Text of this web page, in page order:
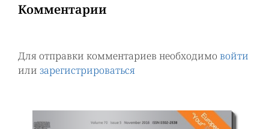
Комментарии
Для отправки комментариев необходимо войти
или зарегистрироваться